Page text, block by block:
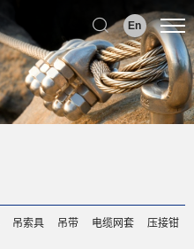
En
吊索具 吊带 电缆网套
压接钳